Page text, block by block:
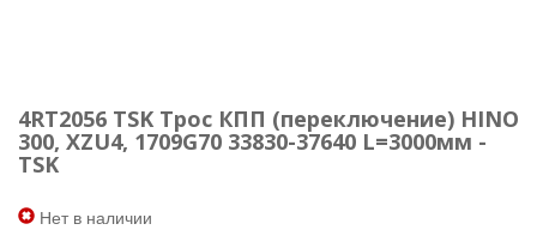
4RT2056 TSK Трос КПП (переключение) HINO
300, XZU4, 1709G70 33830-37640 L=3000мм -
TSK
Нет в наличии